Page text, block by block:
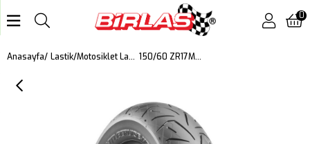
0
Anasayfa Lastik Motosiklet Lastiği 150/60 ZR17M/C 66W Battlecruıse H50 Harley Davıdson Motosiklet Arka Lastiği (2024)